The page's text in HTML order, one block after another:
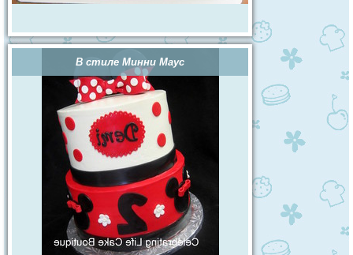
В стиле Минни Маус